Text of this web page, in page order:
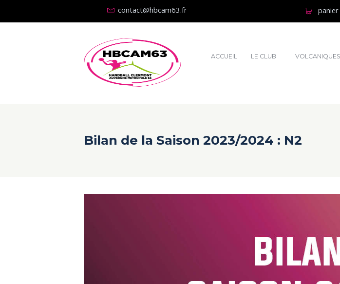
contact@hbcam63.fr panier
ACCUEIL LE CLUB
Bilan de la Saison 2023/2024 : N2